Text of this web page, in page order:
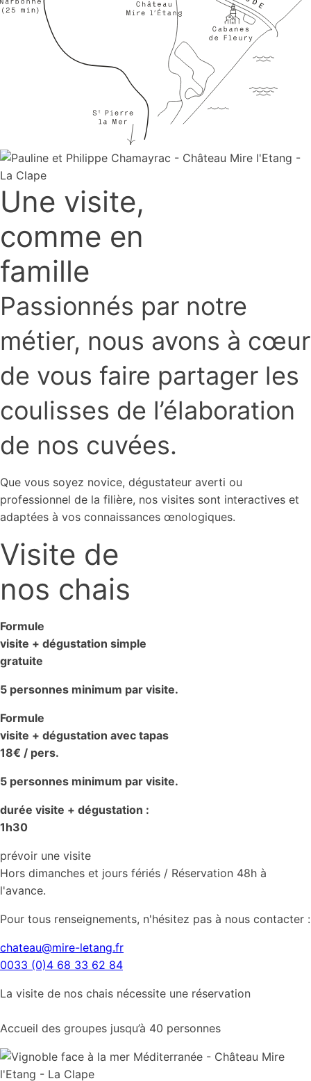
Une visite,
comme en
famille
Passionnés par notre
métier, nous avons à cœur
de vous faire partager les
coulisses de l’élaboration
de nos cuvées.
Que vous soyez novice, dégustateur averti ou
professionnel de la filière, nos visites sont interactives et
adaptées à vos connaissances œnologiques.
Visite de
nos chais
Formule
visite + dégustation simple
gratuite
5 personnes minimum par visite.
Formule
visite + dégustation avec tapas
18€ / pers.
5 personnes minimum par visite.
durée visite + dégustation :
1h30
prévoir une visite
Hors dimanches et jours fériés / Réservation 48h à
l'avance.
Pour tous renseignements, n'hésitez pas à nous contacter :
chateau@mire-letang.fr
0033 (0)4 68 33 62 84
La visite de nos chais nécessite une réservation
Accueil des groupes jusqu’à 40 personnes